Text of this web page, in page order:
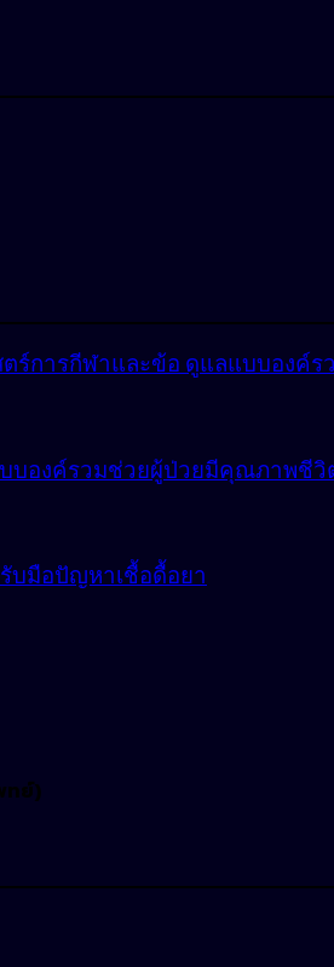
ตร์การกีฬาและข้อ ดูแลแบบองค์ร
บบองค์รวมช่วยผู้ป่วยมีคุณภาพชี
บมือปัญหาเชื้อดื้อยา
ทย์)